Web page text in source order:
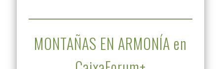
MONTAÑAS EN ARMONÍA en